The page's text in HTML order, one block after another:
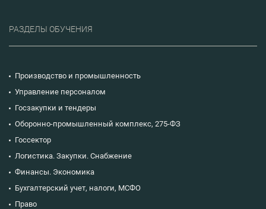
РАЗДЕЛЫ ОБУЧЕНИЯ
Производство и промышленность
Управление персоналом
Госзакупки и тендеры
Оборонно-промышленный комплекс, 275-ФЗ
Госсектор
Логистика. Закупки. Снабжение
Финансы. Экономика
Бухгалтерский учет, налоги, МСФО
Право